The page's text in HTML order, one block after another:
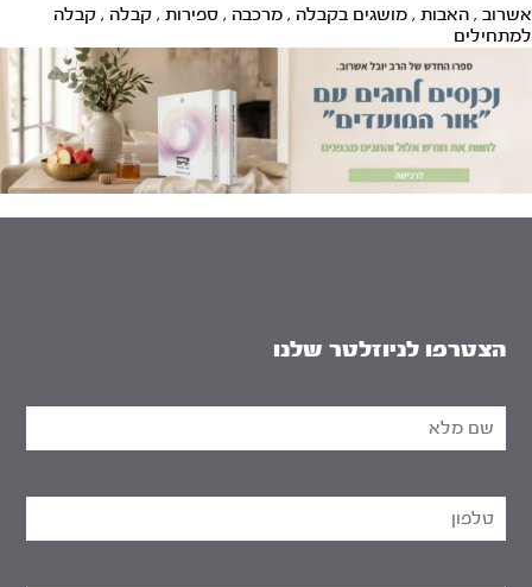
אשרוב , האבות , מושגים בקבלה , מרכבה , ספירות , קבלה , קבלה
למתחילים
הצטרפו לניוזלטר שלנו